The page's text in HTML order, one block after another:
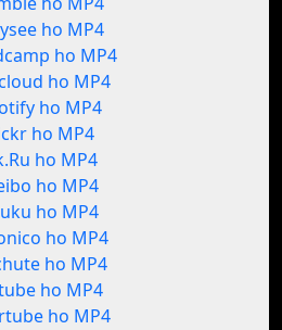
ho MP4
ho MP4
ho MP4
ho MP4
ho MP4
ho MP4
ho MP4
ho MP4
ho MP4
ho MP4
ho MP4
ho MP4